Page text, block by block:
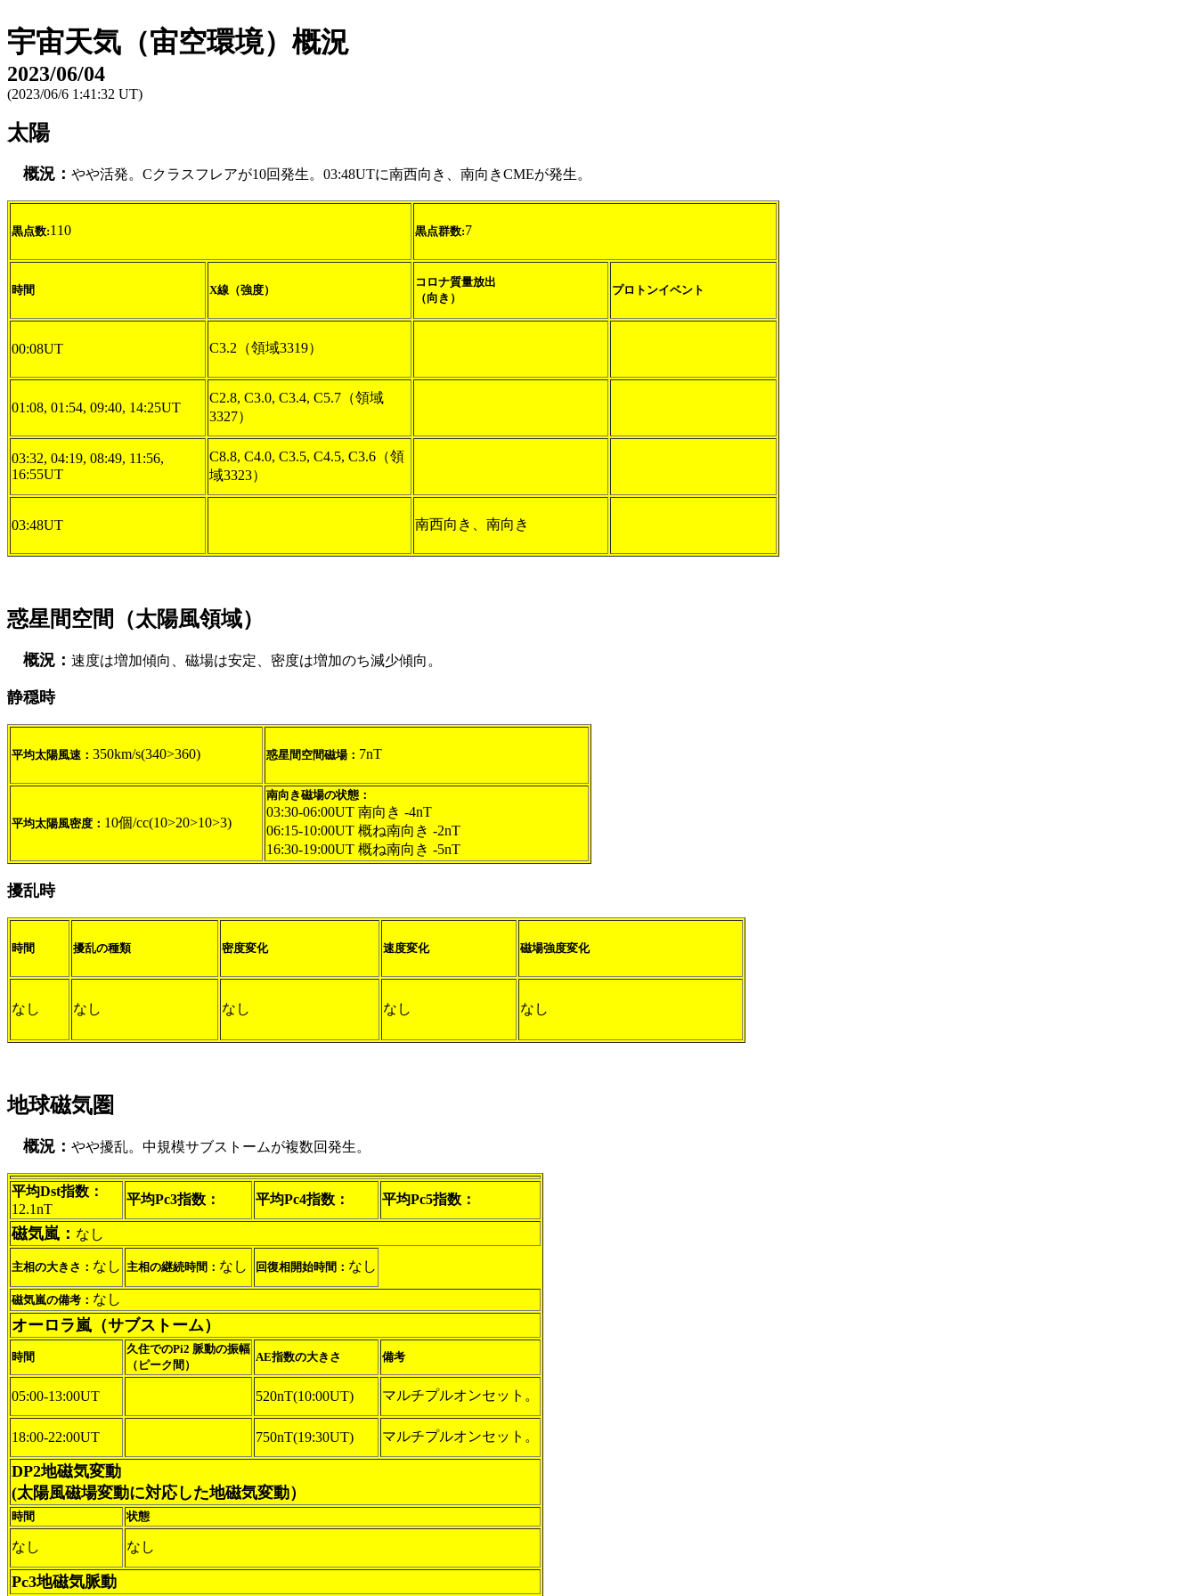
宇宙天気（宙空環境）概況
2023/06/04
(2023/06/6 1:41:32 UT)
太陽
概況： やや活発。Cクラスフレアが10回発生。03:48UTに南西向き、南向きCMEが発生。
黒点数:110 黒点群数:7
時間 X線（強度）
コロナ質量放出
（向き）
プロトンイベント
00:08UT C3.2（領域3319）
01:08, 01:54, 09:40, 14:25UT
C2.8, C3.0, C3.4, C5.7（領域
3327）
03:32, 04:19, 08:49, 11:56,
16:55UT
C8.8, C4.0, C3.5, C4.5, C3.6（領
域3323）
03:48UT 南西向き、南向き
惑星間空間（太陽風領域）
概況： 速度は増加傾向、磁場は安定、密度は増加のち減少傾向。
静穏時
平均太陽風速： 350km/s(340>360) 惑星間空間磁場： 7nT
平均太陽風密度： 10個/cc(10>20>10>3)
南向き磁場の状態：
03:30-06:00UT 南向き -4nT
06:15-10:00UT 概ね南向き -2nT
16:30-19:00UT 概ね南向き -5nT
擾乱時
時間 擾乱の種類 密度変化 速度変化 磁場強度変化
なし なし なし なし なし
地球磁気圏
概況： やや擾乱。中規模サブストームが複数回発生。
平均Dst指数：
12.1nT
平均Pc3指数： 平均Pc4指数： 平均Pc5指数：
磁気嵐： なし
主相の大きさ： なし 主相の継続時間： なし 回復相開始時間： なし
磁気嵐の備考： なし
オーロラ嵐（サブストーム）
時間
久住でのPi2 脈動の振幅
（ピーク間）
AE指数の大きさ 備考
05:00-13:00UT 520nT(10:00UT) マルチプルオンセット。
18:00-22:00UT 750nT(19:30UT) マルチプルオンセット。
DP2地磁気変動
(太陽風磁場変動に対応した地磁気変動）
時間 状態
なし なし
Pc3地磁気脈動